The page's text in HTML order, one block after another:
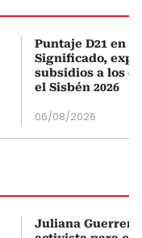
Puntaje D21 en
Significado,
subsidios a los
el Sisbén 2026
06/08/2026
Juliana Guerrero